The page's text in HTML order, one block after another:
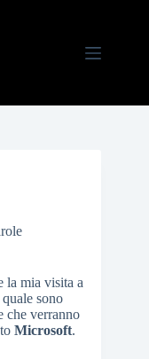
la mia visita a
sono
che verranno
Microsoft.